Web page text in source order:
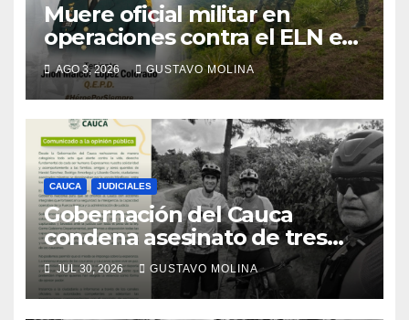
Muere oficial militar en
operaciones contra el ELN en
el sur del Cauca
AGO 3, 2026 GUSTAVO MOLINA
CAUCA JUDICIALES
Gobernación del Cauca
condena asesinato de tres
ciudadanos y exige medidas
urgentes al Gobierno
Nacional
JUL 30, 2026 GUSTAVO MOLINA